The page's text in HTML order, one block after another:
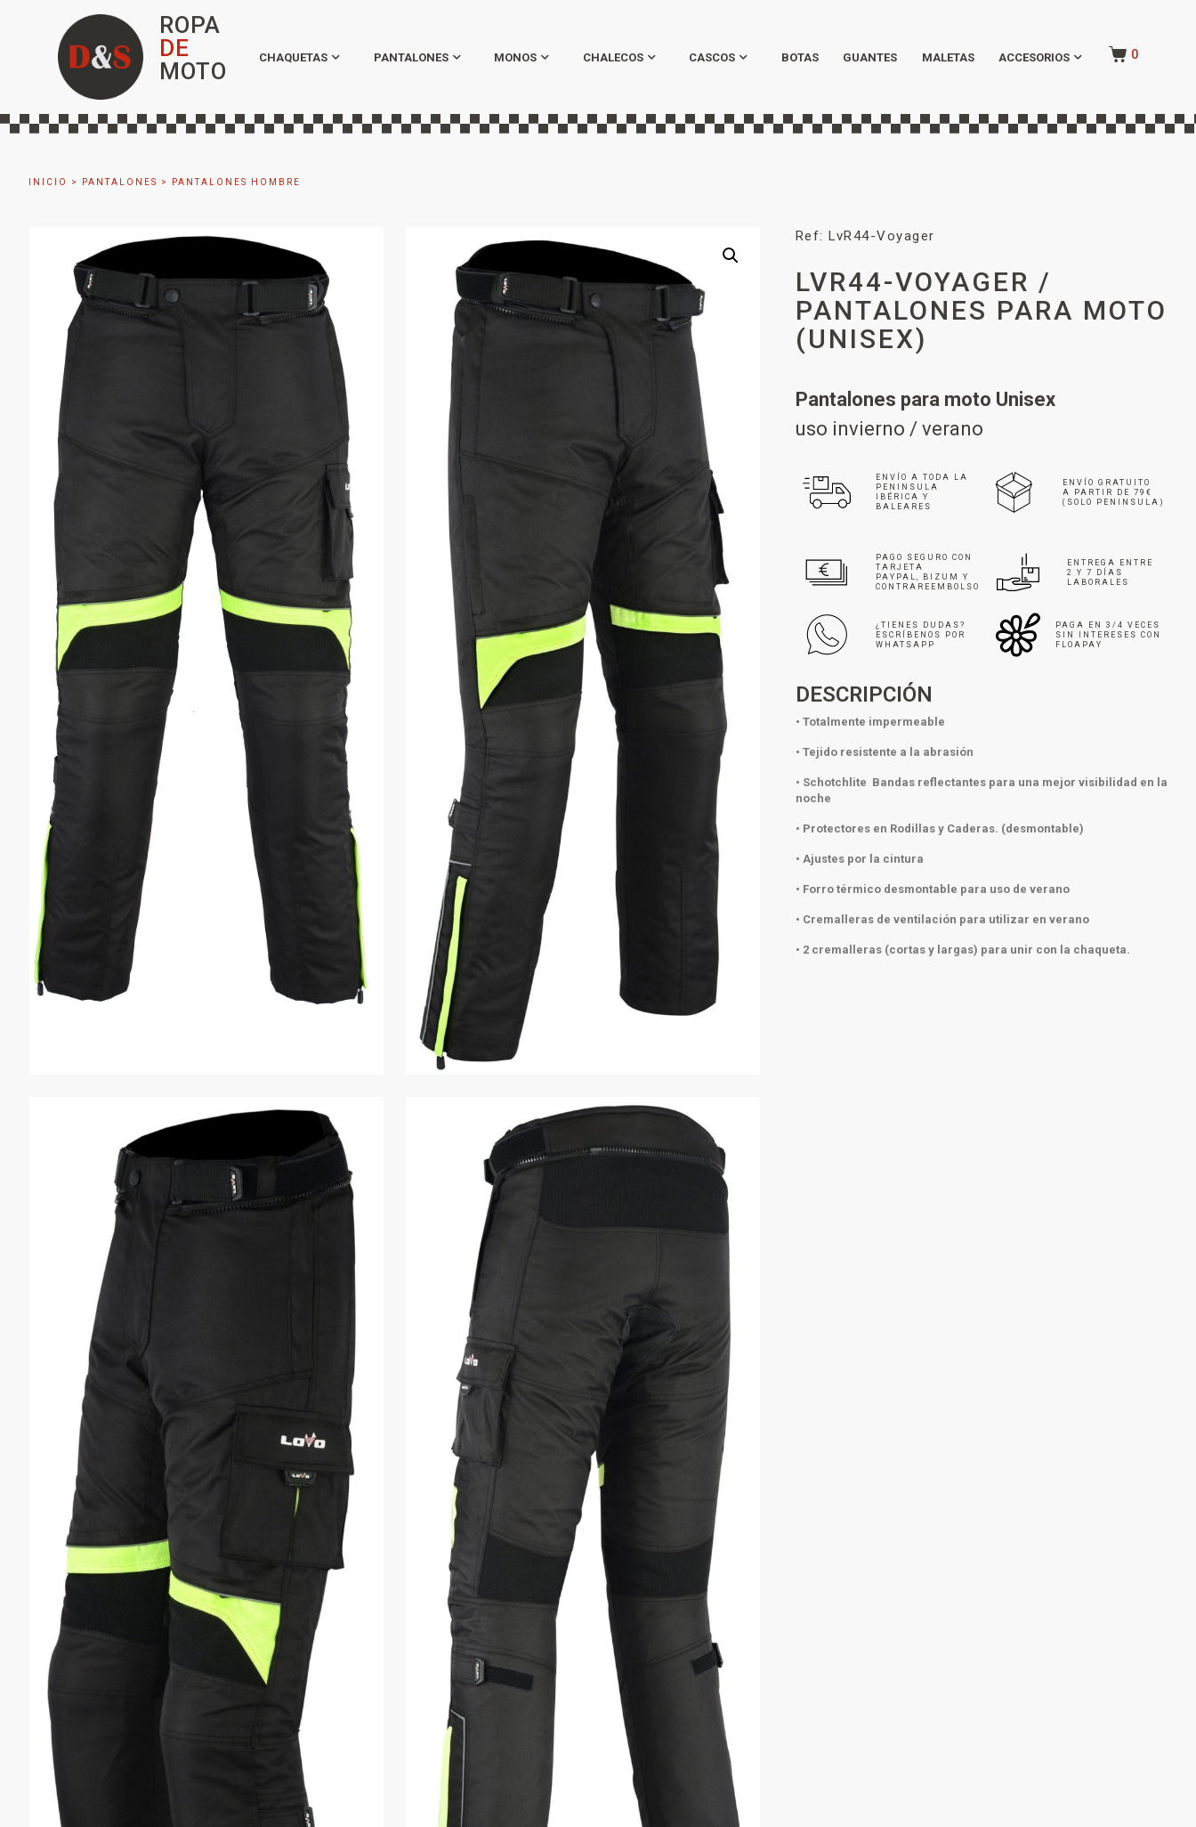
ROPA
DE
MOTO
CHAQUETAS PANTALONES MONOS CHALECOS CASCOS BOTAS GUANTES MALETAS ACCESORIOS 0
INICIO > PANTALONES > PANTALONES HOMBRE
Ref: LvR44-Voyager
LVR44-VOYAGER /
PANTALONES PARA MOTO
(UNISEX)
Pantalones para moto Unisex
uso invierno / verano
ENVÍO A TODA LA
PENINSULA
IBÉRICA Y
BALEARES
ENVÍO GRATUITO
A PARTIR DE 79€
(SOLO PENINSULA)
PAGO SEGURO CON
TARJETA
PAYPAL, BIZUM Y
CONTRAREEMBOLSO
ENTREGA ENTRE
2 Y 7 DÍAS
LABORALES
¿TIENES DUDAS?
ESCRÍBENOS POR
WHATSAPP
PAGA EN 3/4 VECES
SIN INTERESES CON
FLOAPAY
DESCRIPCIÓN
• Totalmente impermeable
• Tejido resistente a la abrasión
• Schotchlite Bandas reflectantes para una mejor visibilidad en la
noche
• Protectores en Rodillas y Caderas. (desmontable)
• Ajustes por la cintura
• Forro térmico desmontable para uso de verano
• Cremalleras de ventilación para utilizar en verano
• 2 cremalleras (cortas y largas) para unir con la chaqueta.